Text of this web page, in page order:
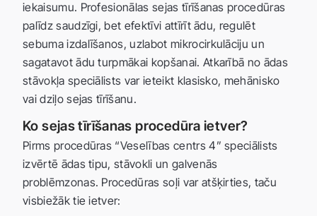
iekaisumu. Profesionālas sejas tīrīšanas procedūras
palīdz saudzīgi, bet efektīvi attīrīt ādu, regulēt
sebuma izdalīšanos, uzlabot mikrocirkulāciju un
sagatavot ādu turpmākai kopšanai. Atkarībā no ādas
stāvokļa speciālists var ieteikt klasisko, mehānisko
vai dziļo sejas tīrīšanu.
Ko sejas tīrīšanas procedūra ietver?
Pirms procedūras “Veselības centrs 4” speciālists
izvērtē ādas tipu, stāvokli un galvenās
problēmzonas. Procedūras soļi var atšķirties, taču
visbiežāk tie ietver: